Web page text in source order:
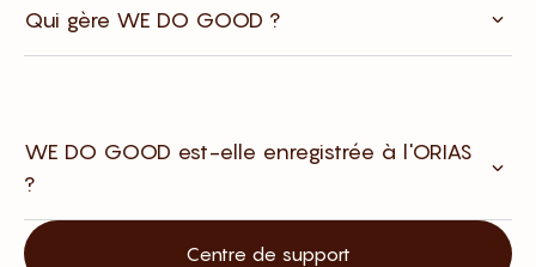
Qui gère WE DO GOOD ?
WE DO GOOD est-elle enregistrée à l'ORIAS
?
Centre de support